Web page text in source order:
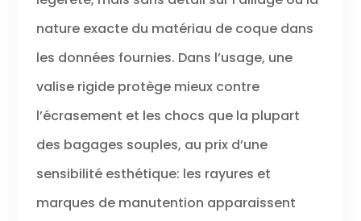
nature exacte du matériau de coque dans
les données fournies. Dans l’usage, une
valise rigide protège mieux contre
l’écrasement et les chocs que la plupart
des bagages souples, au prix d’une
sensibilité esthétique: les rayures et
marques de manutention apparaissent